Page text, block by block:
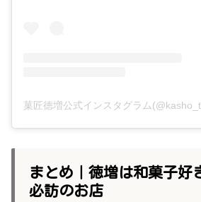
まとめ｜徳増は和菓子好
必訪のお店